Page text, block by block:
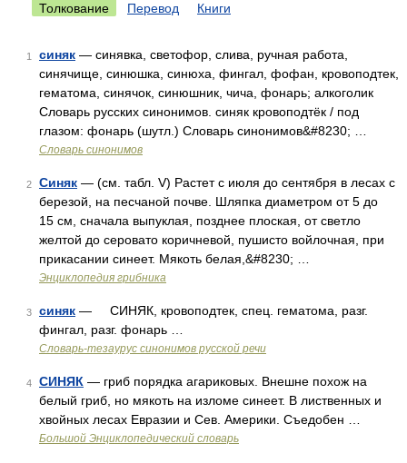
Толкование Перевод Книги
1 синяк — синявка, светофор, слива, ручная работа,
синячище, синюшка, синюха, фингал, фофан, кровоподтек,
гематома, синячок, синюшник, чича, фонарь; алкоголик
Словарь русских синонимов. синяк кровоподтёк / под
глазом: фонарь (шутл.) Словарь синонимов&#8230; …
Словарь синонимов
2 Синяк — (см. табл. V) Растет с июля до сентября в лесах с
березой, на песчаной почве. Шляпка диаметром от 5 до
15 см, сначала выпуклая, позднее плоская, от светло
желтой до серовато коричневой, пушисто войлочная, при
прикасании синеет. Мякоть белая,&#8230; …
Энциклопедия грибника
3 синяк — СИНЯК, кровоподтек, спец. гематома, разг.
фингал, разг. фонарь …
Словарь-тезаурус синонимов русской речи
4 СИНЯК — гриб порядка агариковых. Внешне похож на
белый гриб, но мякоть на изломе синеет. В лиственных и
хвойных лесах Евразии и Сев. Америки. Съедобен …
Большой Энциклопедический словарь